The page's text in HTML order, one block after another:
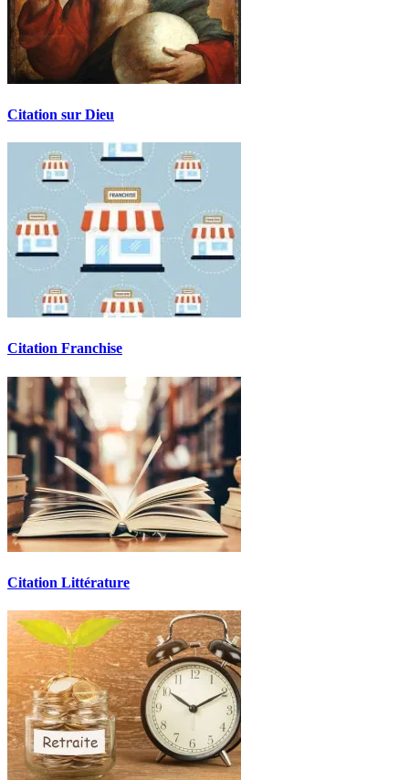
Citation sur Dieu
Citation Franchise
Citation Littérature